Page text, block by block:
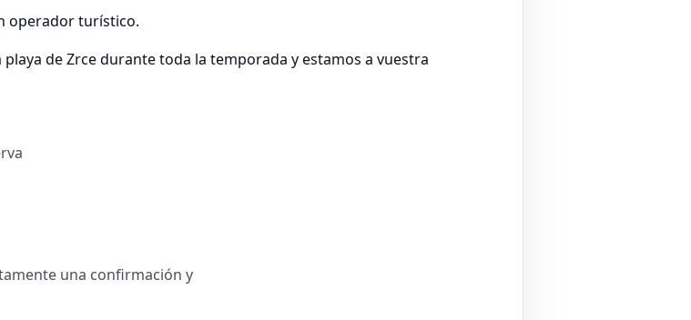
operador turístico.
de Zrce durante toda la temporada y estamos a vuestra
una confirmación y